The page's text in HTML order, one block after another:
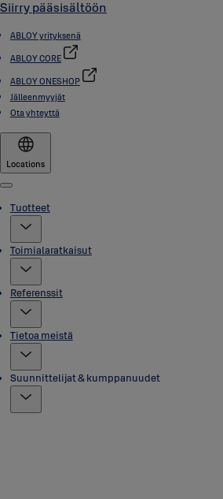
Siirry pääsisältöön
ABLOY yrityksenä
ABLOY CORE
ABLOY ONESHOP
Jälleenmyyjät
Ota yhteyttä
Locations
Menu
Tuotteet
Toimialaratkaisut
Referenssit
Tietoa meistä
Suunnittelijat & kumppanuudet